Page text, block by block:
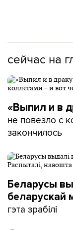
сейчас на
«Выпил и в
не повезло с
закончилось
Беларусы
беларускай
гэта зрабілі